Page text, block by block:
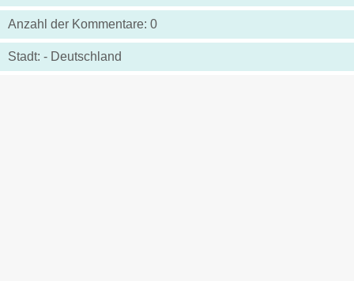
Anzahl der Kommentare: 0
Stadt: - Deutschland